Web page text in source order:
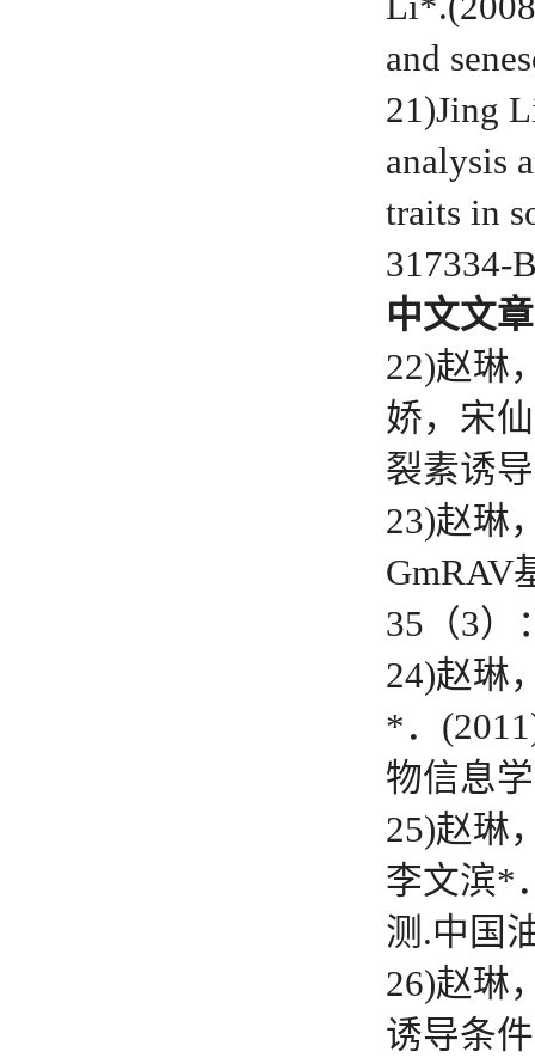
and
21)Jing
analysis
traits in
317334-
中文文章
22)赵琳
娇，宋
裂素诱
23)赵琳
GmRAV
35（3）
24)赵琳
*．
物信息
25)赵琳
李文滨*
测.中国
26)赵琳
诱导条